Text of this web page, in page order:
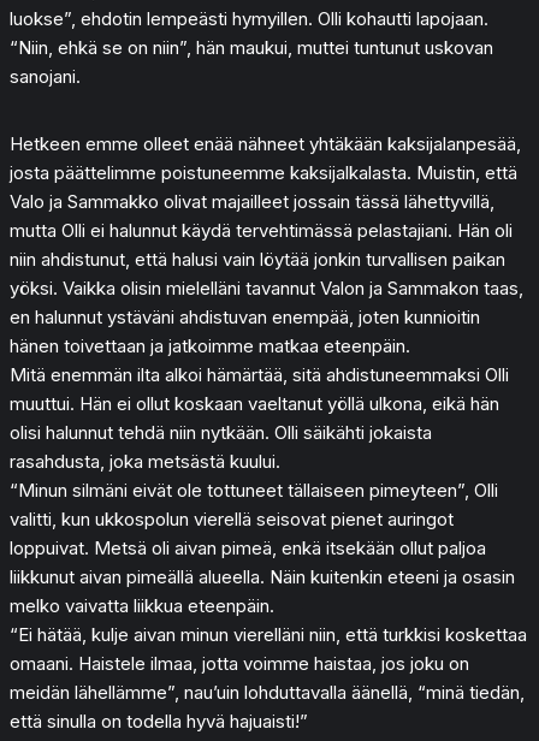
luokse”, ehdotin lempeästi hymyillen. Olli kohautti lapojaan.
“Niin, ehkä se on niin”, hän maukui, muttei tuntunut uskovan
sanojani.
Hetkeen emme olleet enää nähneet yhtäkään kaksijalanpesää,
josta päättelimme poistuneemme kaksijalkalasta. Muistin, että
Valo ja Sammakko olivat majailleet jossain tässä lähettyvillä,
mutta Olli ei halunnut käydä tervehtimässä pelastajiani. Hän oli
niin ahdistunut, että halusi vain löytää jonkin turvallisen paikan
yöksi. Vaikka olisin mielelläni tavannut Valon ja Sammakon taas,
en halunnut ystäväni ahdistuvan enempää, joten kunnioitin
hänen toivettaan ja jatkoimme matkaa eteenpäin.
Mitä enemmän ilta alkoi hämärtää, sitä ahdistuneemmaksi Olli
muuttui. Hän ei ollut koskaan vaeltanut yöllä ulkona, eikä hän
olisi halunnut tehdä niin nytkään. Olli säikähti jokaista
rasahdusta, joka metsästä kuului.
“Minun silmäni eivät ole tottuneet tällaiseen pimeyteen”, Olli
valitti, kun ukkospolun vierellä seisovat pienet auringot
loppuivat. Metsä oli aivan pimeä, enkä itsekään ollut paljoa
liikkunut aivan pimeällä alueella. Näin kuitenkin eteeni ja osasin
melko vaivatta liikkua eteenpäin.
“Ei hätää, kulje aivan minun vierelläni niin, että turkkisi koskettaa
omaani. Haistele ilmaa, jotta voimme haistaa, jos joku on
meidän lähellämme”, nau’uin lohduttavalla äänellä, “minä tiedän,
että sinulla on todella hyvä hajuaisti!”